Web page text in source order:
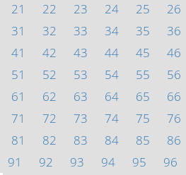
21
22 23 24 25 26
31
32 33 34 35 36
41
42 43 44 45 46
51
52 53 54 55 56
61
62 63 64 65 66
71
72 73 74 75 76
81
82 83 84 85 86
91
92 93 94 95 96